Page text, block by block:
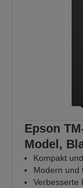
Epson
Model,
Kompakt
Modern und
Verbesserte